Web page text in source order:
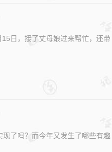
日，接了丈母娘过来帮忙，还带
了吗？而今年又发生了哪些有趣